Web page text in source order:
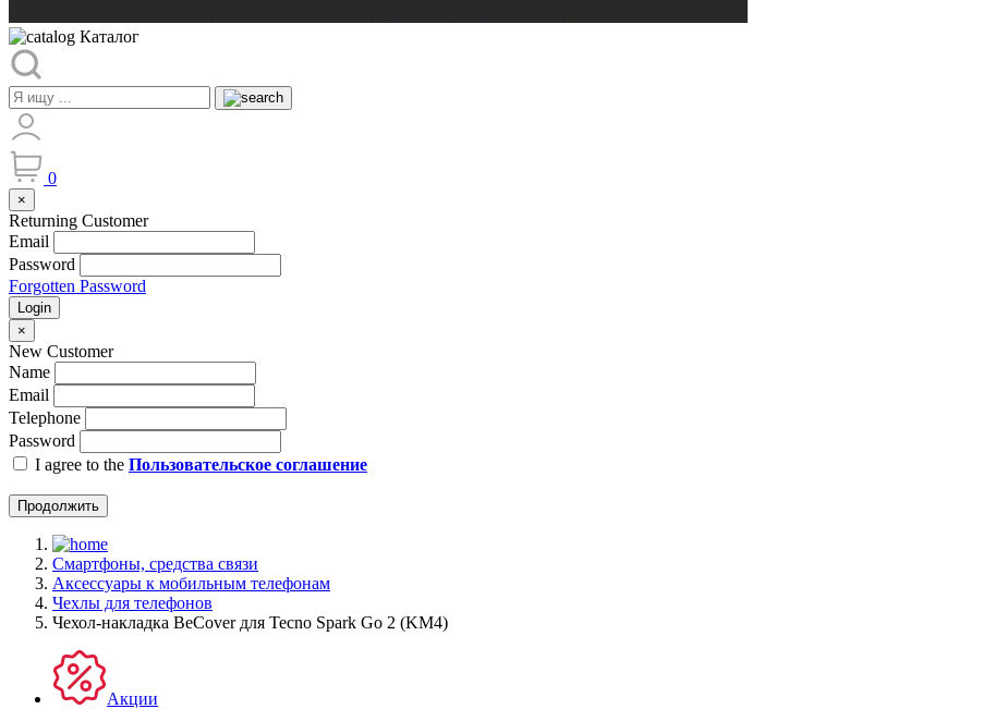
Каталог
0
×
Returning Customer
Email
Password
Forgotten Password
Login
×
New Customer
Name
Email
Telephone
Password
I agree to the Пользовательское соглашение
Продолжить
Смартфоны, средства связи
Аксессуары к мобильным телефонам
Чехлы для телефонов
Чeхол-накладка BeCover для Tecno Spark Go 2 (KM4)
Акции